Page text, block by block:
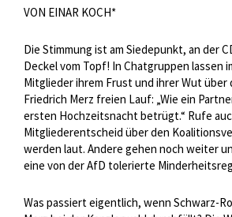
VON EINAR KOCH*
Die Stimmung ist am Siedepunkt, an der
Deckel vom Topf! In Chatgruppen lassen
Mitglieder ihrem Frust und ihrer Wut über
Friedrich Merz freien Lauf: „Wie ein
ersten Hochzeitsnacht betrügt.“ Rufe
Mitgliederentscheid über den
werden laut. Andere gehen noch weiter
eine von der AfD tolerierte
Was passiert eigentlich, wenn Schwarz-